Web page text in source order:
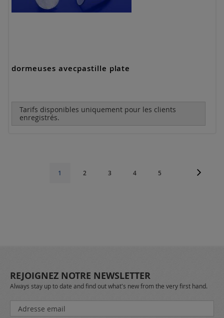
dormeuses avecpastille plate
Tarifs disponibles uniquement pour les clients
enregistrés.
Vous
1 Page
2 Page
3 Page
4 Page
5
REJOIGNEZ NOTRE NEWSLETTER
Always stay up to date and find out what's new from the very first hand.
Inscription
à